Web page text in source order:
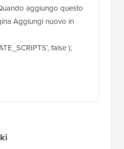
aggiungo questo
Aggiungi nuovo in
false );